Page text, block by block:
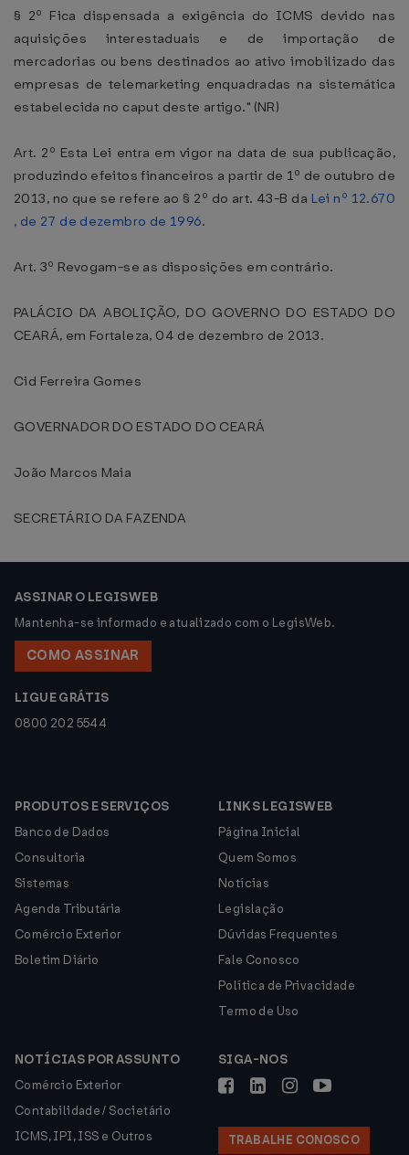
§ 2º Fica dispensada a exigência do ICMS devido nas
aquisições interestaduais e de importação de
mercadorias ou bens destinados ao ativo imobilizado das
empresas de telemarketing enquadradas na sistemática
estabelecida no caput deste artigo." (NR)
Art. 2º Esta Lei entra em vigor na data de sua publicação,
produzindo efeitos financeiros a partir de 1º de outubro de
2013, no que se refere ao § 2º do art. 43-B da Lei nº 12.670
, de 27 de dezembro de 1996.
Art. 3º Revogam-se as disposições em contrário.
PALÁCIO DA ABOLIÇÃO, DO GOVERNO DO ESTADO DO
CEARÁ, em Fortaleza, 04 de dezembro de 2013.
Cid Ferreira Gomes
GOVERNADOR DO ESTADO DO CEARÁ
João Marcos Maia
SECRETÁRIO DA FAZENDA
ASSINAR O LEGISWEB
Mantenha-se informado e atualizado com o LegisWeb.
COMO ASSINAR
LIGUE GRÁTIS
0800 202 5544
PRODUTOS E SERVIÇOS
Banco de Dados
Consultoria
Sistemas
Agenda Tributária
Comércio Exterior
Boletim Diário
LINKS LEGISWEB
Página Inicial
Quem Somos
Notícias
Legislação
Dúvidas Frequentes
Fale Conosco
Política de Privacidade
Termo de Uso
NOTÍCIAS POR ASSUNTO
Comércio Exterior
Contabilidade / Societário
ICMS, IPI, ISS e Outros
SIGA-NOS
TRABALHE CONOSCO